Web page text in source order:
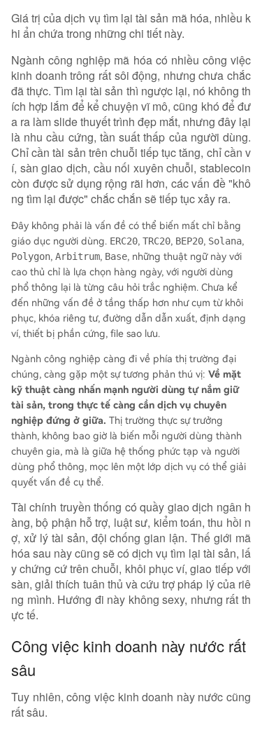
Giá trị của dịch vụ tìm lại tài sản mã hóa, nhiều k
hi ẩn chứa trong những chi tiết này.
Ngành công nghiệp mã hóa có nhiều công việc
kinh doanh trông rất sôi động, nhưng chưa chắc
đã thực. Tìm lại tài sản thì ngược lại, nó không th
ích hợp lắm để kể chuyện vĩ mô, cũng khó để đư
a ra làm slide thuyết trình đẹp mắt, nhưng đây lại
là nhu cầu cứng, tần suất thấp của người dùng.
Chỉ cần tài sản trên chuỗi tiếp tục tăng, chỉ cần v
í, sàn giao dịch, cầu nối xuyên chuỗi, stablecoin
còn được sử dụng rộng rãi hơn, các vấn đề "khô
ng tìm lại được" chắc chắn sẽ tiếp tục xảy ra.
Đây không phải là vấn đề có thể biến mất chỉ bằng
giáo dục người dùng. ERC20, TRC20, BEP20, Solana,
Polygon, Arbitrum, Base, những thuật ngữ này với
cao thủ chỉ là lựa chọn hàng ngày, với người dùng
phổ thông lại là từng câu hỏi trắc nghiệm. Chưa kể
đến những vấn đề ở tầng thấp hơn như cụm từ khôi
phục, khóa riêng tư, đường dẫn dẫn xuất, định dạng
ví, thiết bị phần cứng, file sao lưu.
Ngành công nghiệp càng đi về phía thị trường đại
chúng, càng gặp một sự tương phản thú vị: Về mặt
kỹ thuật càng nhấn mạnh người dùng tự nắm giữ
tài sản, trong thực tế càng cần dịch vụ chuyên
nghiệp đứng ở giữa. Thị trường thực sự trưởng
thành, không bao giờ là biến mỗi người dùng thành
chuyên gia, mà là giữa hệ thống phức tạp và người
dùng phổ thông, mọc lên một lớp dịch vụ có thể giải
quyết vấn đề cụ thể.
Tài chính truyền thống có quầy giao dịch ngân h
àng, bộ phận hỗ trợ, luật sư, kiểm toán, thu hồi n
ợ, xử lý tài sản, đội chống gian lận. Thế giới mã
hóa sau này cũng sẽ có dịch vụ tìm lại tài sản, lấ
y chứng cứ trên chuỗi, khôi phục ví, giao tiếp với
sàn, giải thích tuân thủ và cứu trợ pháp lý của riê
ng mình. Hướng đi này không sexy, nhưng rất th
ực tế.
Công việc kinh doanh này nước rất
sâu
Tuy nhiên, công việc kinh doanh này nước cũng
rất sâu.